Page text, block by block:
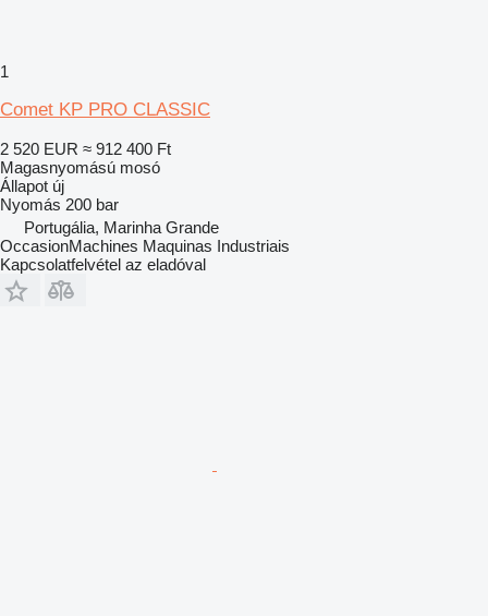
1
Comet KP PRO CLASSIC
2 520 EUR ≈ 912 400 Ft
Magasnyomású mosó
Állapot új
Nyomás 200 bar
Portugália, Marinha Grande
OccasionMachines Maquinas Industriais
Kapcsolatfelvétel az eladóval